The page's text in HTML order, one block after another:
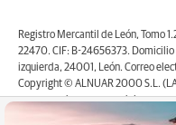
Registro Mercantil de León, Tomo
22470. CIF: B-24656373. Domicilio
izquierda, 24001, León. Correo
Copyright © ALNUAR 2000 S.L.
empresa, de empresas del grupo o